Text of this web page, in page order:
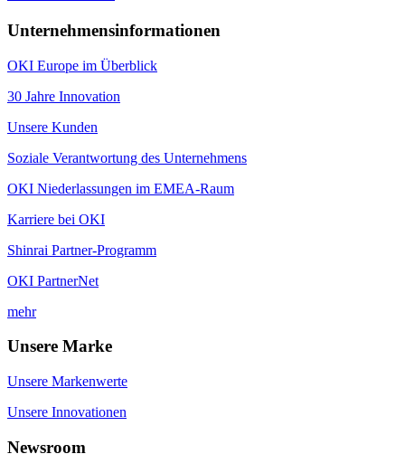
Unternehmensinformationen
OKI Europe im Überblick
30 Jahre Innovation
Unsere Kunden
Soziale Verantwortung des Unternehmens
OKI Niederlassungen im EMEA-Raum
Karriere bei OKI
Shinrai Partner-Programm
OKI PartnerNet
mehr
Unsere Marke
Unsere Markenwerte
Unsere Innovationen
Newsroom